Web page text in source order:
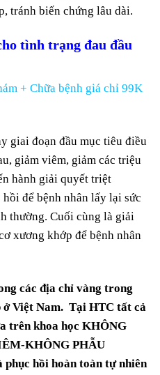
tránh biến chứng lâu dài.
tình trạng đau đầu
+ Chữa bệnh giá chỉ 99K
giai đoạn đầu mục tiêu điều
giảm viêm, giảm các triệu
hành giải quyết triệt
để bệnh nhân lấy lại sức
thường. Cuối cùng là giải
xương khớp để bệnh nhân
các địa chỉ vàng trong
ở Việt Nam. Tại HTC tất cả
trên khoa học KHÔNG
KHÔNG PHẪU
hồi hoàn toàn tự nhiên